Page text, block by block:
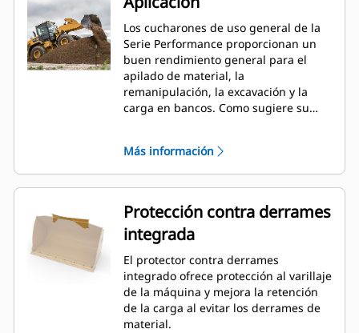
Los cucharones de uso general de la
Serie Performance proporcionan un
buen rendimiento general para el
apilado de material, la
remanipulación, la excavación y la
carga en bancos. Como sugiere su
almacenamiento y desde bancos.
Están diseñados para fuerzas de
desprendimiento y condiciones de
abrasión estándar. Ideal para
aplicaciones de arrastre en retroceso
y nivelación. El factor de llenado de
los cucharones de la Serie
Performance puede llegar a un 115 %
por sobre la capacidad especificada.
Más información
Protección contra derrames
integrada
El protector contra derrames
integrado ofrece protección al varillaje
de la máquina y mejora la retención
de la carga al evitar los derrames de
material.